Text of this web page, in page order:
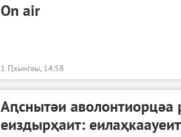
On air
1 Ԥхынгәы, 14:58
Аԥснытәи
еиздырҳаит: